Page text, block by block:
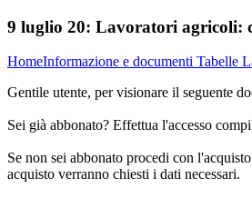
9 luglio 20: Lavoratori agricoli:
HomeInformazione e documenti Tabelle
Gentile utente, per visionare il seguente
Sei già abbonato? Effettua l'accesso
Se non sei abbonato procedi con
acquisto verranno chiesti i dati necessari.